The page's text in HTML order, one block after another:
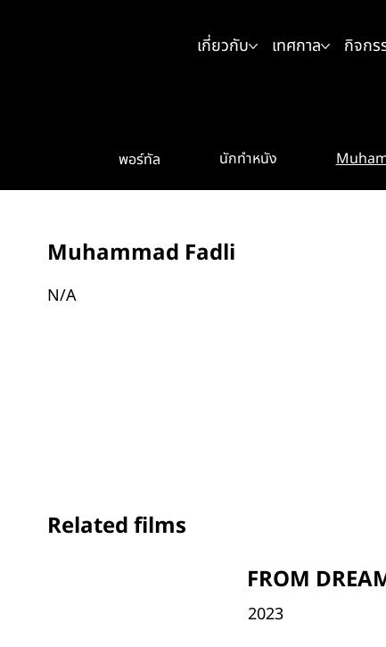
เกี่ยวกับ เทศกาล กิจกร
พอร์ทัล นักทำหนัง
Muhammad Fadli
N/A
Related films
FROM
2023